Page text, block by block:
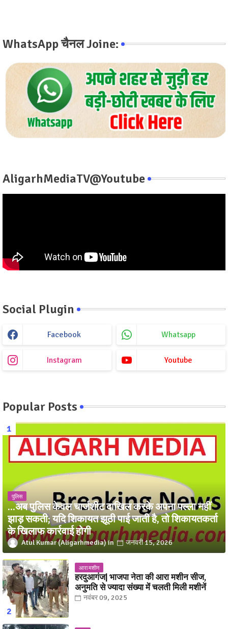
WhatsApp चैनल Joine:
AligarhMediaTV@Youtube
Social Plugin
Facebook Whatsapp
Instagram Youtube
Popular Posts
पुलिस
...अब पुलिस केवल चार्जशीट दाखिल करके अपना पल्ला नहीं
झाड़ सकती; यदि शिकायत झूठी पाई जाती है, तो शिकायतकर्ता
के खिलाफ कार्रवाई होगी
Atul Kumar (Aligarhmedia) जनवरी 15, 2026
आरा मशीन
हरदुआगंज| भाजपा नेता की आरा मशीन सीज,
अनुमति से ज्यादा संख्या में चलती मिली मशीनें
नवंबर 09, 2025